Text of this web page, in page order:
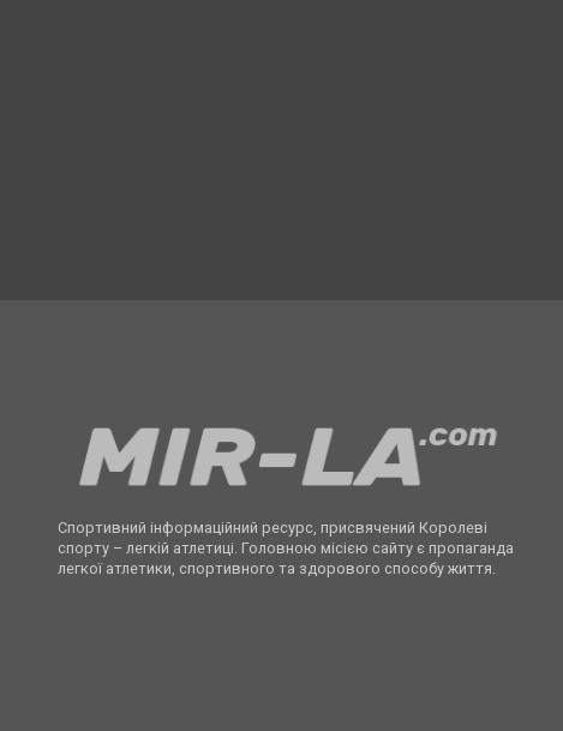
Спортивний інформаційний ресурс, присвячений Королеві
спорту – легкій атлетиці. Головною місією сайту є пропаганда
легкої атлетики, спортивного та здорового способу життя.